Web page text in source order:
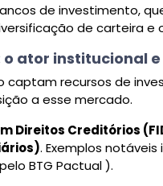
de investimento,
de carteira
ator institucional
captam recursos de
a esse mercado.
Direitos Creditórios
. Exemplos
BTG Pactual ).